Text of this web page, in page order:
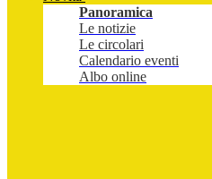
Panoramica
Le notizie
Le circolari
Calendario eventi
Albo online